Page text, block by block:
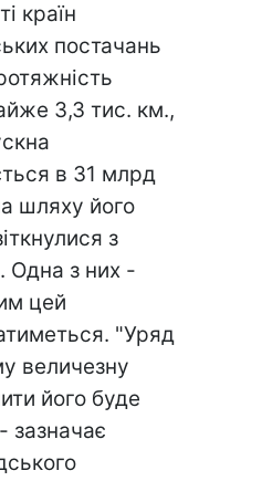
країн
постачань
3,3 тис. км.,
в 31 млрд
шляху його
з
Одна з них -
цей
"Уряд
величезну
його буде
зазначає